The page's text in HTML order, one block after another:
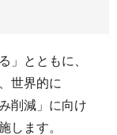
」とともに、
世界的に
削減」に向け
します。